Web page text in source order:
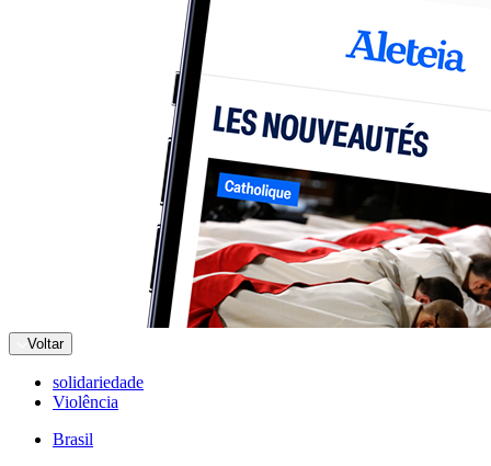
Voltar
solidariedade
Violência
Brasil